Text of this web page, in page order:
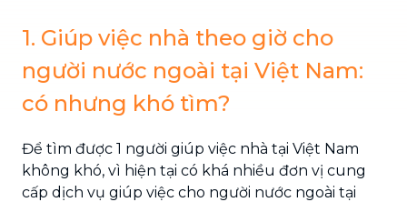
1. Giúp việc nhà theo giờ cho
người nước ngoài tại Việt Nam:
có nhưng khó tìm?
Để tìm được 1 người giúp việc nhà tại Việt Nam
không khó, vì hiện tại có khá nhiều đơn vị cung
cấp dịch vụ giúp việc cho người nước ngoài tại